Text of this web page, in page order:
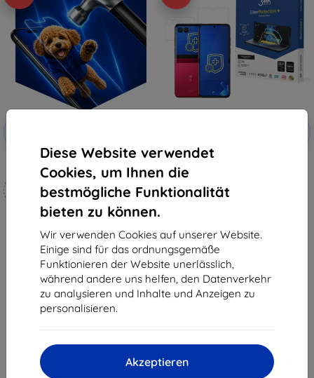
Diese Website verwendet
Cookies, um Ihnen die
bestmögliche Funktionalität
bieten zu können.
Wir verwenden Cookies auf unserer Website.
Einige sind für das ordnungsgemäße
Funktionieren der Website unerlässlich,
während andere uns helfen, den Datenverkehr
zu analysieren und Inhalte und Anzeigen zu
personalisieren.
Akzeptieren
3mk Hammer Schutzfolie
Maßgeschneidert
hergestellt
19,90 €
17,91 €
Auf Lager 4 Stk.
3MK SilverProtect+ Motorola
Razr 40 Ultra / Razr+ 2023
Folded Edition antimikrobieller
Film Nassmontage
Letztes Stück auf Lager
1